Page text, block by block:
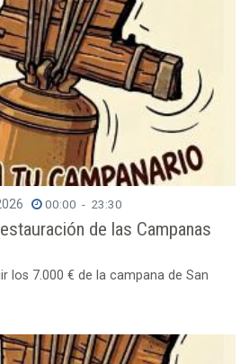
00:00 - 23:30
de las Campanas
los 7.000 € de la campana de San